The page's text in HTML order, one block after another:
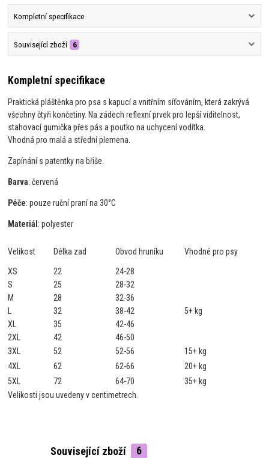
Kompletní specifikace
Související zboží 6
Kompletní specifikace
Praktická pláštěnka pro psa s kapucí a vnitřním síťováním, která zakrývá
všechny čtyři končetiny. Na zádech reflexní prvek pro lepší viditelnost,
stahovací gumička přes pás a poutko na uchycení vodítka.
Vhodná pro malá a střední plemena.
Zapínání s patentky na břiše.
Barva: červená
Péče: pouze ruční praní na 30°C
Materiál: polyester
Velikost Délka zad Obvod hruníku Vhodné pro psy
XS 22
24-28
S
25
28-32
M
28
32-36
L
32 38-42
5+ kg
XL
35
42-46
2XL
42
46-50
3XL
52 52-56
15+ kg
4XL
62 62-66
20+ kg
5XL
72 64-70
35+ kg
Velikosti jsou uvedeny v centimetrech.
Související zboží 6